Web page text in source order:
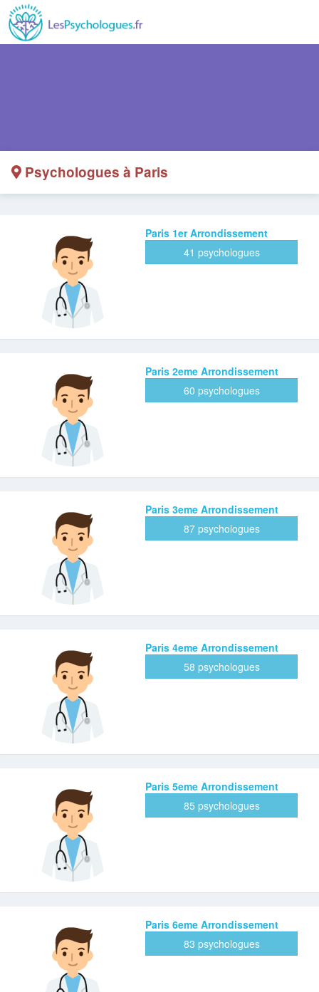
Psychologues à Paris
Paris 1er Arrondissement
41 psychologues
Paris 2eme Arrondissement
60 psychologues
Paris 3eme Arrondissement
87 psychologues
Paris 4eme Arrondissement
58 psychologues
Paris 5eme Arrondissement
85 psychologues
Paris 6eme Arrondissement
83 psychologues